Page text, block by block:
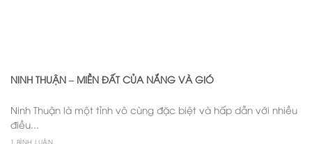
NINH THUẬN – MIỀN ĐẤT CỦA NẮNG VÀ GIÓ
Ninh Thuận là một tỉnh vô cùng đặc biệt và hấp dẫn với nhiều
điều...
1 BÌNH LUẬN